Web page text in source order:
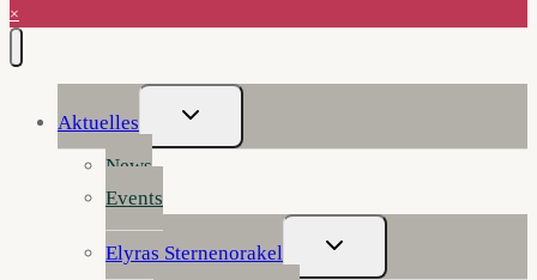
×
Aktuelles
Untermenü
Umschalten
News
Events
Elyras Sternenorakel
Untermenü
Umschalten